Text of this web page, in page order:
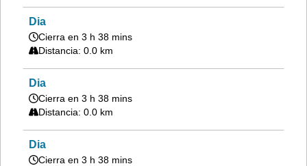
Dia
Cierra en 3 h 38 mins
Distancia: 0.0 km
Dia
Cierra en 3 h 38 mins
Distancia: 0.0 km
Dia
Cierra en 3 h 38 mins